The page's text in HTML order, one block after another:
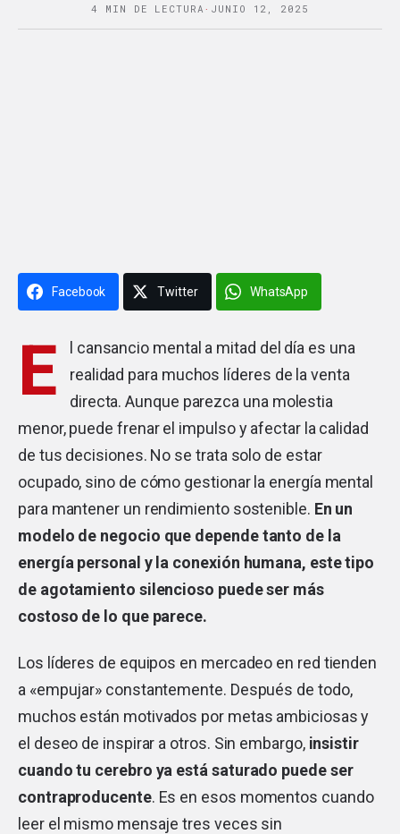
4 MIN DE LECTURA · JUNIO 12, 2025
Facebook Twitter WhatsApp
E
l cansancio mental a mitad del día es una
realidad para muchos líderes de la venta
directa. Aunque parezca una molestia
menor, puede frenar el impulso y afectar la calidad
de tus decisiones. No se trata solo de estar
ocupado, sino de cómo gestionar la energía mental
para mantener un rendimiento sostenible. En un
modelo de negocio que depende tanto de la
energía personal y la conexión humana, este tipo
de agotamiento silencioso puede ser más
costoso de lo que parece.
Los líderes de equipos en mercadeo en red tienden
a «empujar» constantemente. Después de todo,
muchos están motivados por metas ambiciosas y
el deseo de inspirar a otros. Sin embargo,insistir
cuando tu cerebro ya está saturado puede ser
contraproducente. Es en esos momentos cuando
leer el mismo mensaje tres veces sin